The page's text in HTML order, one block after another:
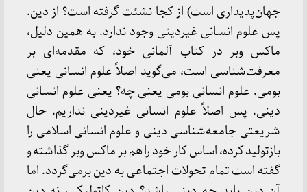
جهان‌پدیداری است) از کجا نشئت گرفته است؟ از دین.
پس علوم انسانی غیردینی وجود ندارد. به همین دلیل،
ماکس وبر در کتاب آلمانی خود، که مقدمه‌ای بر
معرفت‌شناسی است، می‌گوید اصلاً علوم انسانی یعنی
بومی. علوم انسانی بومی یعنی چه؟ یعنی علوم انسانی
دینی. پس اصلاً علوم انسانی غیردینی نداریم. حال
شریعتی جامعه‌شناسی دینی و علوم انسانی اسلامی را
بازتولید کرده، اساس کار خود را هم بر ماکس وبر گذاشته و
گفته است تمام تحولات اجتماعی به دین برمی‌گردد. اما